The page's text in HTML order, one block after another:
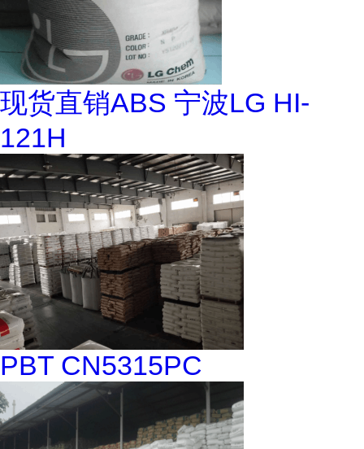
现货直销ABS 宁波LG HI-
121H
PBT CN5315PC